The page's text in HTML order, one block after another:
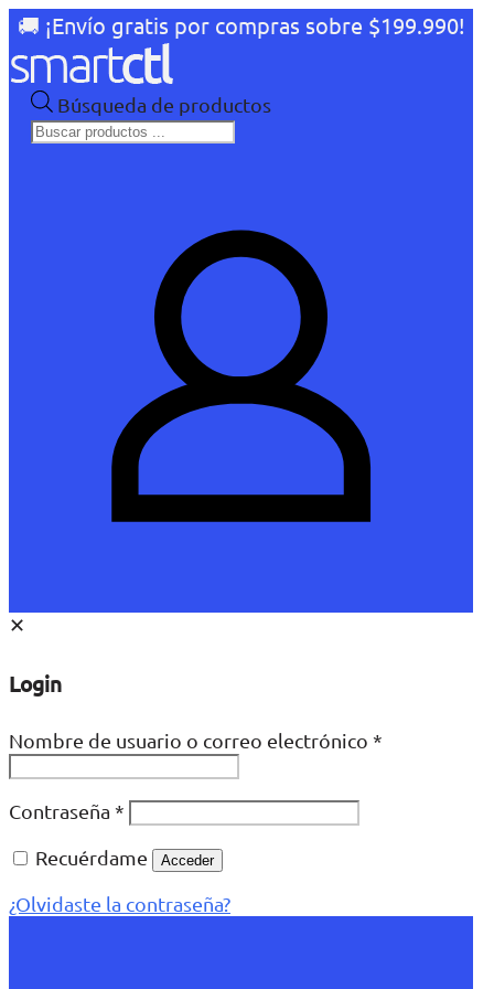
🚚 ¡Envío gratis por compras sobre $199.990!
Búsqueda de productos
✕
Login
Nombre de usuario o correo electrónico *
Contraseña *
Recuérdame
Acceder
¿Olvidaste la contraseña?